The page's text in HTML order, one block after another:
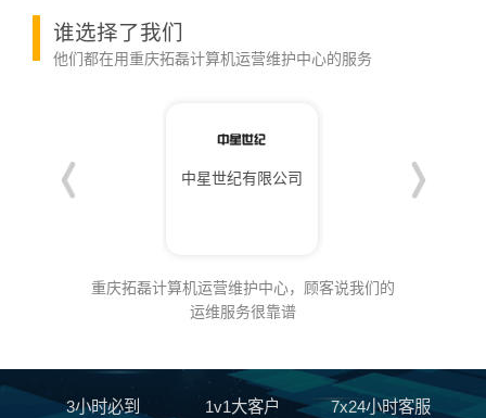
谁选择了我们
他们都在用重庆拓磊计算机运营维护中心的服务
重庆鼎灵商贸有限公司 中星世纪有限公司 成都逆觉商贸有限公司
重庆拓磊计算机运营维护中心，顾客说我们的
运维服务很靠谱
3小时必到 1v1大客户 7x24小时客服